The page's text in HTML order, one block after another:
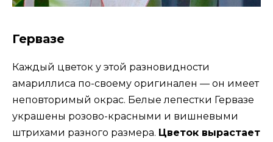
Гервазе
Каждый цветок у этой разновидности
амариллиса по-своему оригинален — он имеет
неповторимый окрас. Белые лепестки Гервазе
украшены розово-красными и вишневыми
штрихами разного размера. Цветок вырастает